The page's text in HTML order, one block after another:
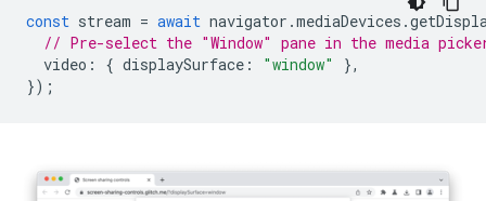
const stream = await navigator .mediaDevices .
// Pre-select the "Window" pane in the media
video : { displaySurface : "window"
},
});